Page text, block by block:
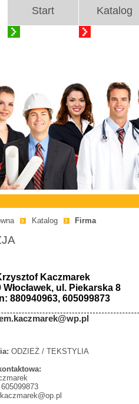
Start Katalog
Katalog Firma
Kaczmarek
Włocławek, ul. Piekarska 8
880940963, 605099873
ODZIEŻ / TEKSTYLIA